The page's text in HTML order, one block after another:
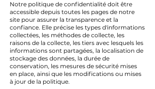
Notre politique de confidentialité doit être
accessible depuis toutes les pages de notre
site pour assurer la transparence et la
confiance. Elle précise les types d'informations
collectées, les méthodes de collecte, les
raisons de la collecte, les tiers avec lesquels les
informations sont partagées, la localisation de
stockage des données, la durée de
conservation, les mesures de sécurité mises
en place, ainsi que les modifications ou mises
à jour de la politique.